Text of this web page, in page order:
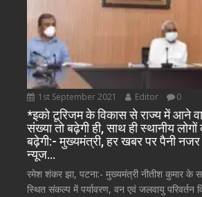
1st September 2021 Editor 0
*इको टूरिजम के विकास से राज्य में आने
संख्या तो बढ़ेगी ही, साथ ही स्थानीय
बढ़ेगी:- मुख्यमंत्री, हर खबर पर पैनी
न्यूज…
रमेश शंकर झा, पटना:- मुख्यमंत्री नीतीश कुमार के
स्थित संकल्प में पर्यावरण, वन एवं जलवायु परिवर्तन